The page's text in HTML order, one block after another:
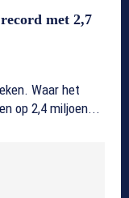
met 2,7
Waar het
op 2,4 miljoen...